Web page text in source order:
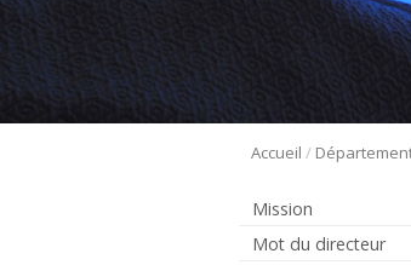
Accueil /
Mission
Mot du directeur